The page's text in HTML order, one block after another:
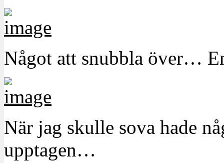
Något att snubbla över…
När jag skulle sova hade
upptagen…